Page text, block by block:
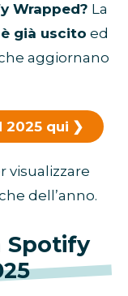
Wrapped? La
è già uscito ed
aggiornano
2025 qui
visualizzare
dell’anno.
Spotify